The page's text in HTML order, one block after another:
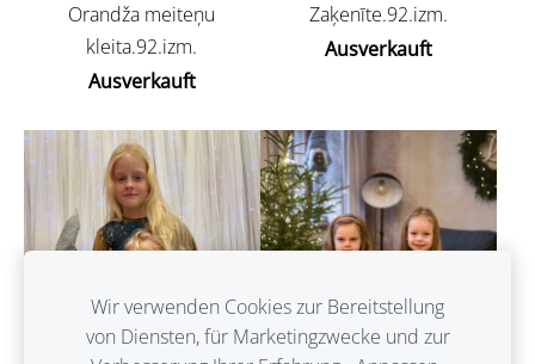
Orandža meiteņu
kleita.92.izm.
Ausverkauft
Zaķenīte.92.izm.
Ausverkauft
Wir verwenden Cookies zur Bereitstellung
von Diensten, für Marketingzwecke und zur